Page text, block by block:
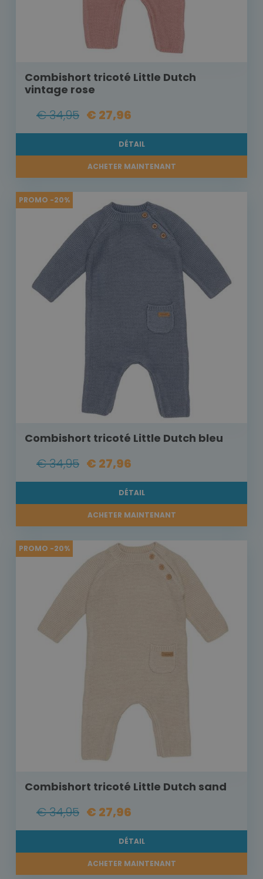
Combishort tricoté Little Dutch
vintage rose
€ 34,95 € 27,96
DÉTAIL
ACHETER MAINTENANT
PROMO -20%
Combishort tricoté Little Dutch bleu
€ 34,95 € 27,96
DÉTAIL
ACHETER MAINTENANT
PROMO -20%
Combishort tricoté Little Dutch sand
€ 34,95 € 27,96
DÉTAIL
ACHETER MAINTENANT